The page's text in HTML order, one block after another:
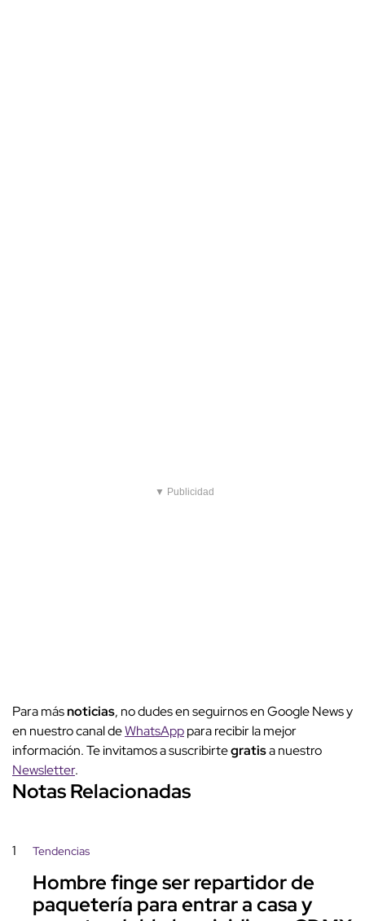
▼ Publicidad
Para másnoticias, no dudes en seguirnos en Google News y
en nuestro canal deWhatsApppara recibir la mejor
información. Te invitamos a suscribirtegratisa nuestro
Newsletter.
Notas Relacionadas
1 Tendencias
Hombre finge ser repartidor de
paquetería para entrar a casa y